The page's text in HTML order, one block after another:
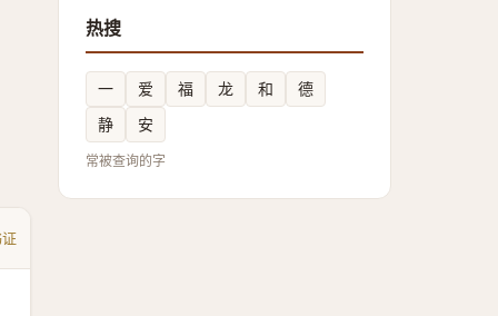
热搜
一 爱 福 龙 和
德
静
安
常被查询的字